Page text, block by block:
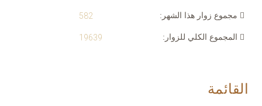
مجموع زوار هذا الشهر: 582
المجموع الكلي للزوار: 19639
القائمة